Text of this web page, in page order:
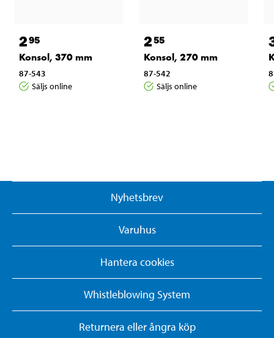
295
Konsol, 370 mm
87-543
Säljs online
255
Konsol, 270 mm
87-542
Säljs online
Nyhetsbrev
Varuhus
Hantera cookies
Whistleblowing System
Returnera eller ångra köp